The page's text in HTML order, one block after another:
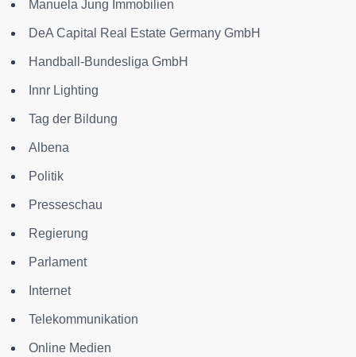
Manuela Jung Immobilien
DeA Capital Real Estate Germany GmbH
Handball-Bundesliga GmbH
Innr Lighting
Tag der Bildung
Albena
Politik
Presseschau
Regierung
Parlament
Internet
Telekommunikation
Online Medien